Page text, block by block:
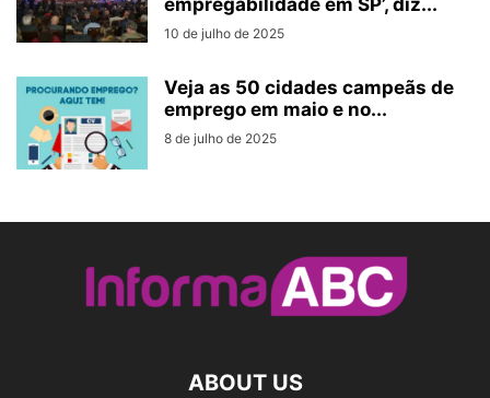
10 de julho de 2025
Veja as 50 cidades campeãs de
emprego em maio e no...
8 de julho de 2025
ABOUT US